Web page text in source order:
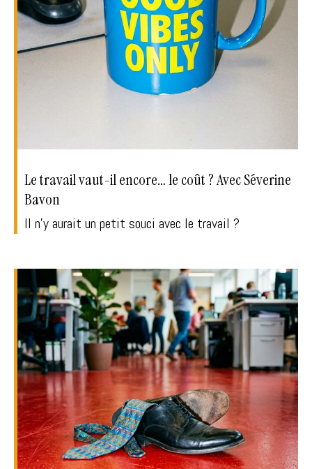
Le travail vaut-il encore… le coût ? Avec Séverine
Bavon
Il n'y aurait un petit souci avec le travail ?